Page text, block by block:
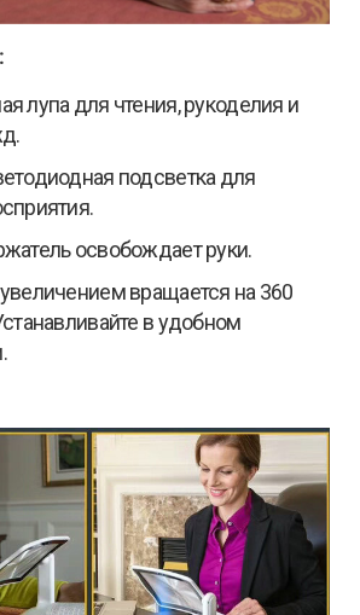
лупа для чтения, рукоделия и
подсветка для
освобождает руки.
вращается на 360
в удобном